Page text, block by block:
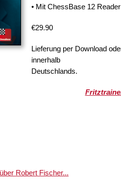
• Mit ChessBase 12 Reader
€29.90
Lieferung per Download
innerhalb
Deutschlands.
Robert Fischer...